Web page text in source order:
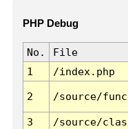
PHP Debug
No. File
1
/index.php
2 /source/
3 /source/